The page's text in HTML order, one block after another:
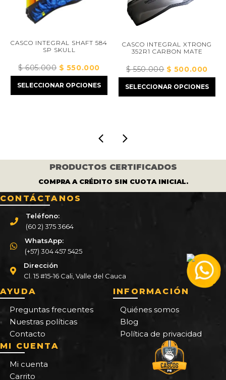
CASCO INTEGRAL SHAFT 584
SP SKULL
$605.000 El
precio
original
$ 550.000El
precio
actual
SELECCIONAR OPCIONES
CASCO INTEGRAL XTRONG
352R1 CARBON MATE
$550.000 El
precio
original
$ 500.000El
SELECCIONAR OPCIONES
PRODUCTOS CERTIFICADOS
COMPRA A CRÉDITO SIN CUOTA INICIAL.
CONTÁCTANOS
Teléfono:
(60 2) 375 3664
WhatsApp:
(+57) 304 457 5425
Dirección
Cl. 15 #15-16 Cali, Valle del Cauca
AYUDA
Preguntas frecuentes
Nuestras políticas
Contacto
INFORMACIÓN
Quiénes somos
Blog
Política de privacidad
MI CUENTA
Mi cuenta
Carrito